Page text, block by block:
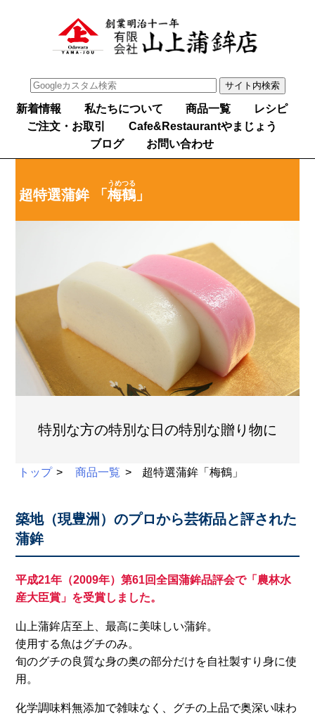
新着情報 私たちについて 商品一覧
レシピ
ご注文・お取引
Cafe&Restaurantやまじょう
ブログ
お問い合わせ
超特選蒲鉾 「梅鶴
うめつる
」
特別な方の特別な日の特別な贈り物に
トップ 商品一覧 超特選蒲鉾「梅鶴」
築地（現豊洲）のプロから芸術品と評された
蒲鉾
平成21年（2009年）第61回全国蒲鉾品評会で「農林水
産大臣賞」を受賞しました。
山上蒲鉾店至上、最高に美味しい蒲鉾。
使用する魚はグチのみ。
旬のグチの良質な身の奥の部分だけを自社製すり身に使
用。
化学調味料無添加で雑味なく、グチの上品で奥深い味わ